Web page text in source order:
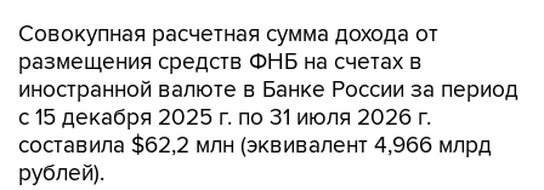
Совокупная расчетная сумма дохода от
размещения средств ФНБ на счетах в
иностранной валюте в Банке России за период
с 15 декабря 2025 г. по 31 июля 2026 г.
составила $62,2 млн (эквивалент 4,966 млрд
рублей).